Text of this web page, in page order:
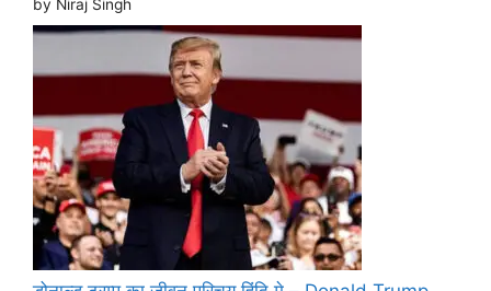
by Niraj Singh